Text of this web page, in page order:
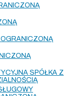
SPÓŁKA Z